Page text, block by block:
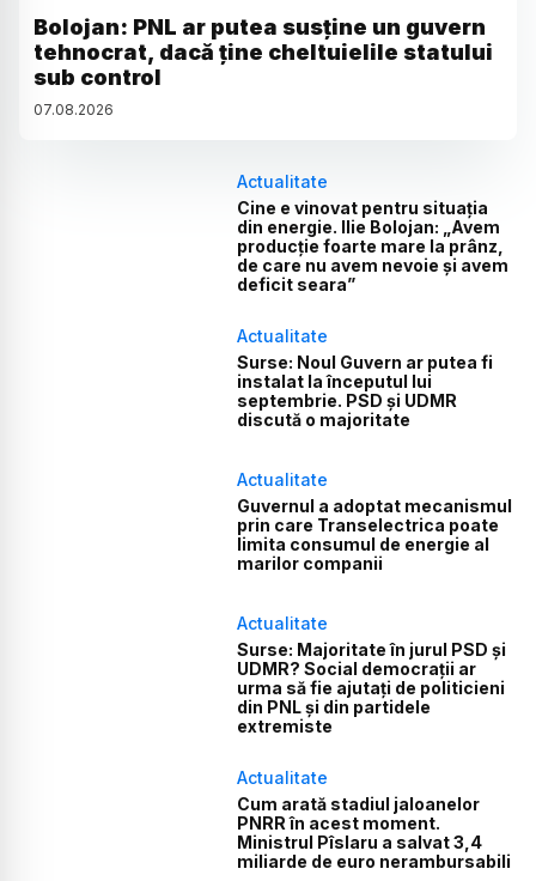
Bolojan: PNL ar putea susține un guvern
tehnocrat, dacă ține cheltuielile statului
sub control
07.08.2026
Actualitate
Cine e vinovat pentru situația
din energie. Ilie Bolojan: „Avem
producție foarte mare la prânz,
de care nu avem nevoie și avem
deficit seara”
Actualitate
Surse: Noul Guvern ar putea fi
instalat la începutul lui
septembrie. PSD și UDMR
discută o majoritate
Actualitate
Guvernul a adoptat mecanismul
prin care Transelectrica poate
limita consumul de energie al
marilor companii
Actualitate
Surse: Majoritate în jurul PSD și
UDMR? Social democrații ar
urma să fie ajutați de politicieni
din PNL și din partidele
extremiste
Actualitate
Cum arată stadiul jaloanelor
PNRR în acest moment.
Ministrul Pîslaru a salvat 3,4
miliarde de euro nerambursabili